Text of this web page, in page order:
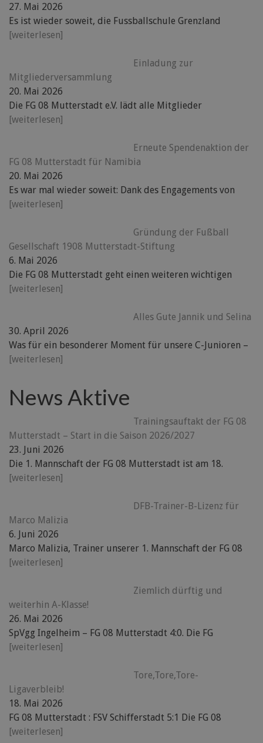
27. Mai 2026
Es ist wieder soweit, die Fussballschule Grenzland
[weiterlesen]
Einladung zur
Mitgliederversammlung
20. Mai 2026
Die FG 08 Mutterstadt e.V. lädt alle Mitglieder
[weiterlesen]
Erneute Spendenaktion der
FG 08 Mutterstadt für Namibia
20. Mai 2026
Es war mal wieder soweit: Dank des Engagements von
[weiterlesen]
Gründung der Fußball
Gesellschaft 1908 Mutterstadt-Stiftung
6. Mai 2026
Die FG 08 Mutterstadt geht einen weiteren wichtigen
[weiterlesen]
Alles Gute Jannik und Selina
30. April 2026
Was für ein besonderer Moment für unsere C-Junioren –
[weiterlesen]
News Aktive
Trainingsauftakt der FG 08
Mutterstadt – Start in die Saison 2026/2027
23. Juni 2026
Die 1. Mannschaft der FG 08 Mutterstadt ist am 18.
[weiterlesen]
DFB-Trainer-B-Lizenz für
Marco Malizia
6. Juni 2026
Marco Malizia, Trainer unserer 1. Mannschaft der FG 08
[weiterlesen]
Ziemlich dürftig und
weiterhin A-Klasse!
26. Mai 2026
SpVgg Ingelheim – FG 08 Mutterstadt 4:0. Die FG
[weiterlesen]
Tore,Tore,Tore-
Ligaverbleib!
18. Mai 2026
FG 08 Mutterstadt : FSV Schifferstadt 5:1 Die FG 08
[weiterlesen]